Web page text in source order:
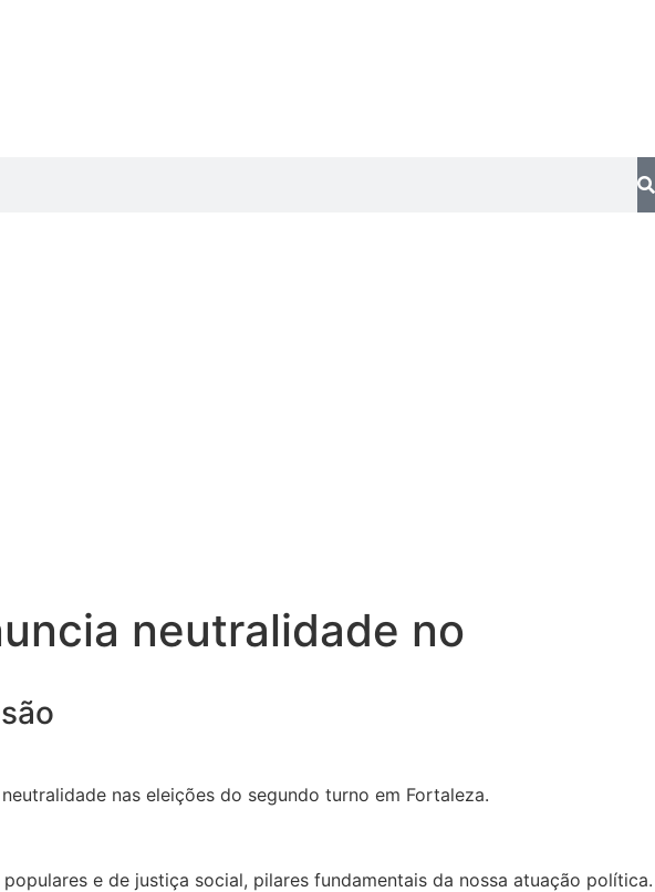
neutralidade no
nas eleições do segundo turno em Fortaleza.
e de justiça social, pilares fundamentais da nossa atuação política.